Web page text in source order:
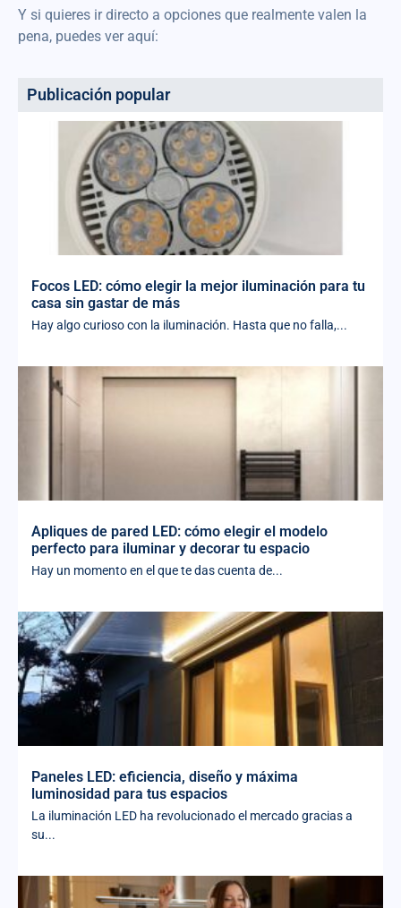
Y si quieres ir directo a opciones que realmente valen la
pena, puedes ver aquí:
Publicación popular
Focos LED: cómo elegir la mejor iluminación para tu
casa sin gastar de más
Hay algo curioso con la iluminación. Hasta que no falla,...
Apliques de pared LED: cómo elegir el modelo
perfecto para iluminar y decorar tu espacio
Hay un momento en el que te das cuenta de...
Paneles LED: eficiencia, diseño y máxima
luminosidad para tus espacios
La iluminación LED ha revolucionado el mercado gracias a
su...